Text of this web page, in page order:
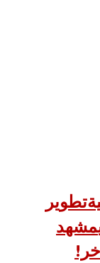
تطوير
مشهد